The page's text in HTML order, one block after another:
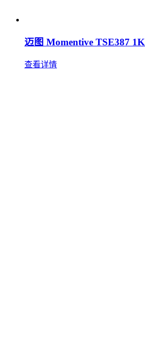
迈图 Momentive TSE387
查看详情